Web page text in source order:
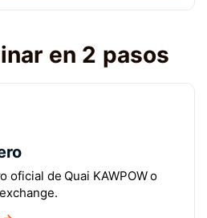
en 2 pasos
oficial de Quai KAWPOW o